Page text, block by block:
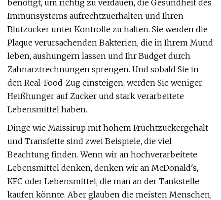
benötigt, um richtig zu verdauen, die Gesundheit des
Immunsystems aufrechtzuerhalten und Ihren
Blutzucker unter Kontrolle zu halten. Sie werden die
Plaque verursachenden Bakterien, die in Ihrem Mund
leben, aushungern lassen und Ihr Budget durch
Zahnarztrechnungen sprengen. Und sobald Sie in
den Real-Food-Zug einsteigen, werden Sie weniger
Heißhunger auf Zucker und stark verarbeitete
Lebensmittel haben.
Dinge wie Maissirup mit hohem Fruchtzuckergehalt
und Transfette sind zwei Beispiele, die viel
Beachtung finden. Wenn wir an hochverarbeitete
Lebensmittel denken, denken wir an McDonald's,
KFC oder Lebensmittel, die man an der Tankstelle
kaufen könnte. Aber glauben die meisten Menschen,